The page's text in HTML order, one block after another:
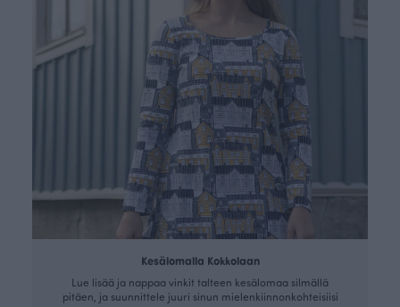
Kesälomalla Kokkolaan
Lue lisää ja nappaa vinkit talteen kesälomaa silmällä
pitäen, ja suunnittele juuri sinun mielenkiinnonkohteisiisi